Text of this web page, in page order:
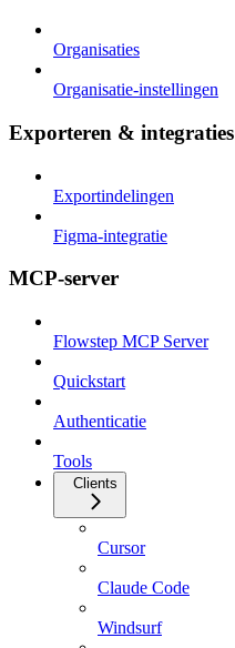
Organisaties
Organisatie-instellingen
Exporteren & integraties
Exportindelingen
Figma-integratie
MCP-server
Flowstep MCP Server
Quickstart
Authenticatie
Tools
Clients
Cursor
Claude Code
Windsurf